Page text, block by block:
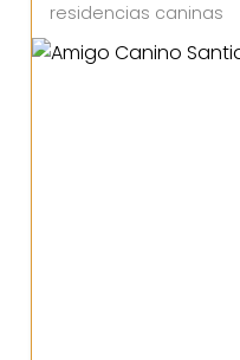
residencias caninas